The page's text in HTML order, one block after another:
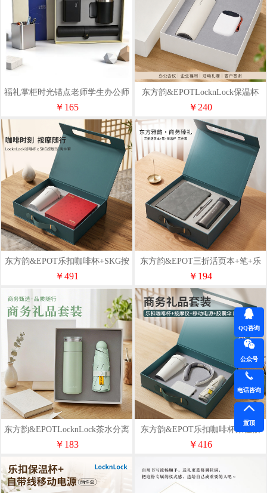
福礼掌柜时光锚点老师学生办公师
套装礼盒
￥165
东方韵&EPOTLocknLock保温杯
+自带线移动电源套装
￥240
东方韵&EPOT乐扣咖啡杯+SKG按
摩仪两件套
￥491
东方韵&EPOT三折活页本+笔+乐
扣保温杯三件套
￥194
东方韵&EPOTLocknLock茶水分离
杯+胶囊伞两件套
￥183
东方韵&EPOT乐扣咖啡杯康佳按
摩仪胶囊伞磁吸快充移动电源
￥416
QQ咨询
公众号
电话咨询
置顶